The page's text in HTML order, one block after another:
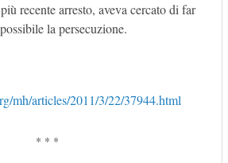
recente arresto, aveva cercato di far
la persecuzione.
mh/articles/2011/3/22/37944.html
* * *